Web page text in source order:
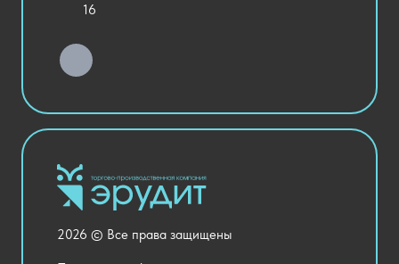
Хозяйственные Товары
Столовая и пищеблок
Оснащение кабинетов
Медицинский кабинет
Национальные проекты
16
2026 © Все права защищены